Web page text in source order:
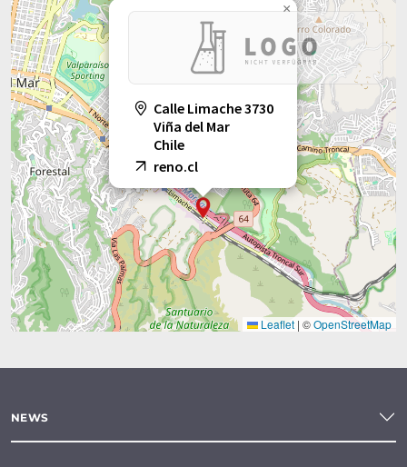
Calle Limache 3730
Viña del Mar
Chile
reno.cl
×
Leaflet | ©OpenStreetMap
NEWS